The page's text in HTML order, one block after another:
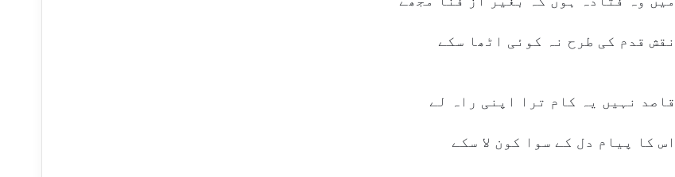
نقش قدم کی طرح نہ کوئی اٹھا سکے
قاصد نہیں یہ کام ترا اپنی راہ لے
اس کا پیام دل کے سوا کون لا سکے